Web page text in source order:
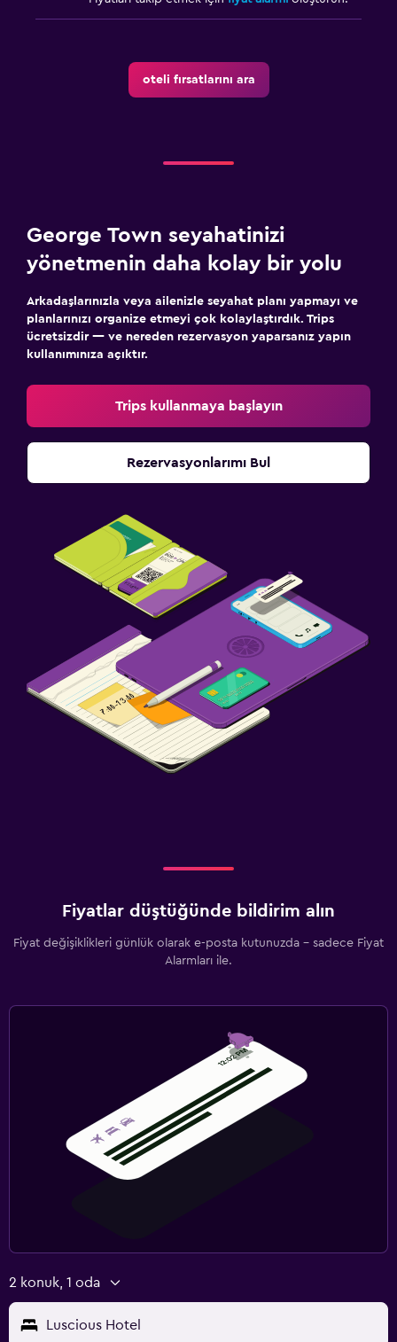
oteli fırsatlarını ara
George Town seyahatinizi
yönetmenin daha kolay bir yolu
Arkadaşlarınızla veya ailenizle seyahat planı yapmayı ve
planlarınızı organize etmeyi çok kolaylaştırdık. Trips
ücretsizdir — ve nereden rezervasyon yaparsanız yapın
kullanımınıza açıktır.
Trips kullanmaya başlayın
Rezervasyonlarımı Bul
Fiyatlar düştüğünde bildirim alın
Fiyat değişiklikleri günlük olarak e-posta kutunuzda - sadece Fiyat
Alarmları ile.
2 konuk, 1 oda
Luscious Hotel